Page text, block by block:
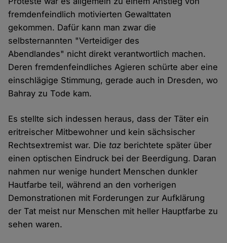
fremdenfeindlich motivierten Gewalttaten
gekommen. Dafür kann man zwar die
selbsternannten "Verteidiger des
Abendlandes" nicht direkt verantwortlich machen.
Deren fremdenfeindliches Agieren schürte aber eine
einschlägige Stimmung, gerade auch in Dresden, wo
Bahray zu Tode kam.
Es stellte sich indessen heraus, dass der Täter ein
eritreischer Mitbewohner und kein sächsischer
Rechtsextremist war. Die taz berichtete später über
einen optischen Eindruck bei der Beerdigung. Daran
nahmen nur wenige hundert Menschen dunkler
Hautfarbe teil, während an den vorherigen
Demonstrationen mit Forderungen zur Aufklärung
der Tat meist nur Menschen mit heller Hauptfarbe zu
sehen waren.